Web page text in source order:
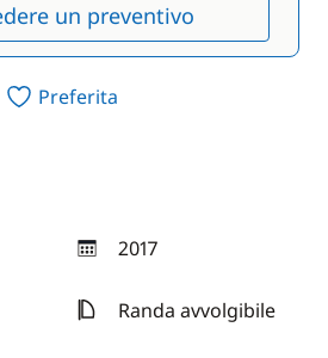
un preventivo
Preferita
2017
anno
Randa avvolgibile